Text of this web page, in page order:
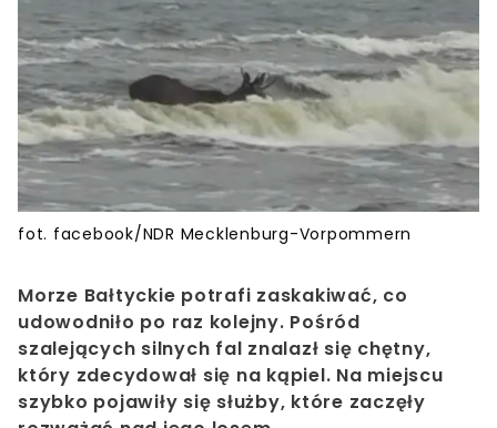
fot. facebook/NDR Mecklenburg-Vorpommern
Morze Bałtyckie potrafi zaskakiwać, co
udowodniło po raz kolejny. Pośród
szalejących silnych fal znalazł się chętny,
który zdecydował się na kąpiel. Na miejscu
szybko pojawiły się służby, które zaczęły